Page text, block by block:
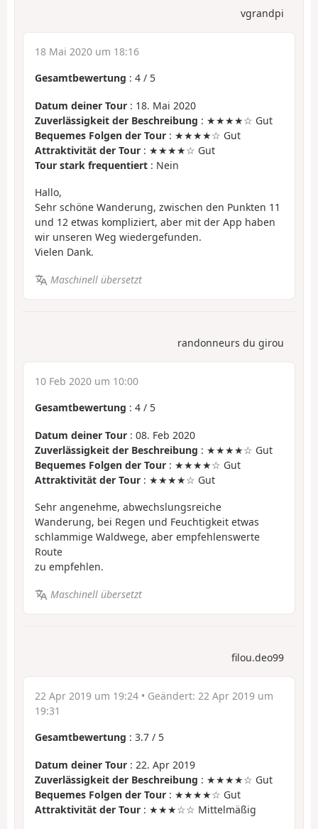
vgrandpi
18 Mai 2020 um 18:16
Gesamtbewertung : 4 / 5
Datum deiner Tour : 18. Mai 2020
Zuverlässigkeit der Beschreibung : ★★★★☆ Gut
Bequemes Folgen der Tour : ★★★★☆ Gut
Attraktivität der Tour : ★★★★☆ Gut
Tour stark frequentiert : Nein
Hallo,
Sehr schöne Wanderung, zwischen den Punkten 11
und 12 etwas kompliziert, aber mit der App haben
wir unseren Weg wiedergefunden.
Vielen Dank.
Maschinell übersetzt
randonneurs du girou
10 Feb 2020 um 10:00
Gesamtbewertung : 4 / 5
Datum deiner Tour : 08. Feb 2020
Zuverlässigkeit der Beschreibung : ★★★★☆ Gut
Bequemes Folgen der Tour : ★★★★☆ Gut
Attraktivität der Tour : ★★★★☆ Gut
Sehr angenehme, abwechslungsreiche
Wanderung, bei Regen und Feuchtigkeit etwas
schlammige Waldwege, aber empfehlenswerte
Route
zu empfehlen.
Maschinell übersetzt
filou.deo99
22 Apr 2019 um 19:24 • Geändert: 22 Apr 2019 um
19:31
Gesamtbewertung : 3.7 / 5
Datum deiner Tour : 22. Apr 2019
Zuverlässigkeit der Beschreibung : ★★★★☆ Gut
Bequemes Folgen der Tour : ★★★★☆ Gut
Attraktivität der Tour : ★★★☆☆ Mittelmäßig